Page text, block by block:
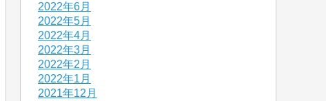
2022年6月
2022年5月
2022年4月
2022年3月
2022年2月
2022年1月
2021年12月